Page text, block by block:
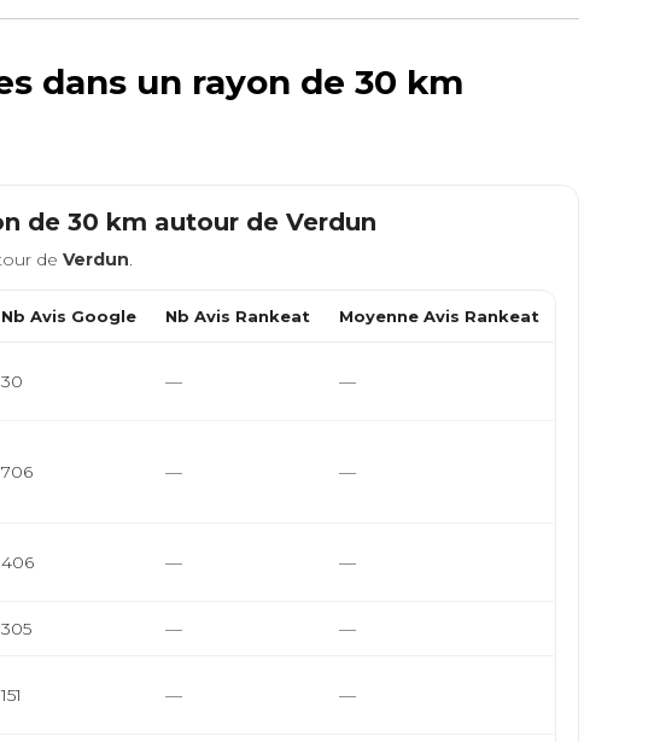
dans un rayon de 30 km
de 30 km autour de Verdun
deVerdun.
Nb Avis Google Nb Avis Rankeat Moyenne Avis Rankeat
30 — —
706 — —
406 — —
305 — —
151 — —